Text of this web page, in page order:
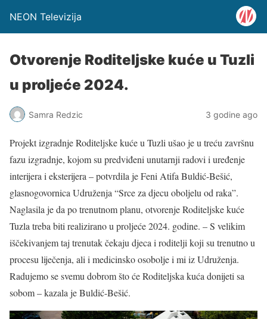
NEON Televizija
Otvorenje Roditeljske kuće u Tuzli
u proljeće 2024.
Samra Redzic 3 godine ago
Projekt izgradnje Roditeljske kuće u Tuzli ušao je u treću završnu
fazu izgradnje, kojom su predviđeni unutarnji radovi i uređenje
interijera i eksterijera – potvrdila je Feni Atifa Buldić-Bešić,
glasnogovornica Udruženja “Srce za djecu oboljelu od raka”.
Naglasila je da po trenutnom planu, otvorenje Roditeljske kuće
Tuzla treba biti realizirano u proljeće 2024. godine. – S velikim
iščekivanjem taj trenutak čekaju djeca i roditelji koji su trenutno u
procesu liječenja, ali i medicinsko osobolje i mi iz Udruženja.
Radujemo se svemu dobrom što će Roditeljska kuća donijeti sa
sobom – kazala je Buldić-Bešić.